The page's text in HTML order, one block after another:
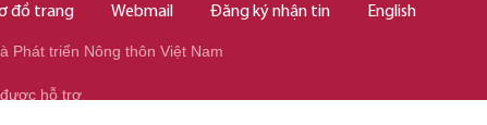
đồ trang Webmail Đăng ký nhận tin English
Phát triển Nông thôn Việt Nam
hỗ trợ